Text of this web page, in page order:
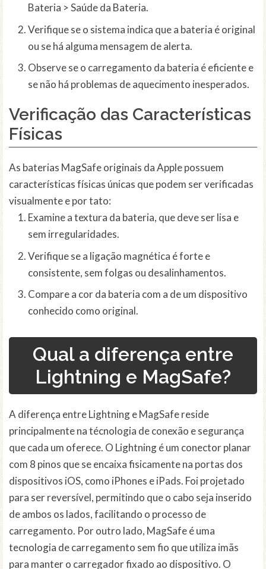
Bateria > Saúde da Bateria.
Verifique se o sistema indica que a bateria é original
ou se há alguma mensagem de alerta.
Observe se o carregamento da bateria é eficiente e
se não há problemas de aquecimento inesperados.
Verificação das Características
Físicas
As baterias MagSafe originais da Apple possuem
características físicas únicas que podem ser verificadas
visualmente e por tato:
Examine a textura da bateria, que deve ser lisa e
sem irregularidades.
Verifique se a ligação magnética é forte e
consistente, sem folgas ou desalinhamentos.
Compare a cor da bateria com a de um dispositivo
conhecido como original.
Qual a diferença entre
Lightning e MagSafe?
A diferença entre Lightning e MagSafe reside
principalmente na técnologia de conexão e segurança
que cada um oferece. O Lightning é um conector planar
com 8 pinos que se encaixa fisicamente na portas dos
dispositivos iOS, como iPhones e iPads. Foi projetado
para ser reversível, permitindo que o cabo seja inserido
de ambos os lados, facilitando o processo de
carregamento. Por outro lado, MagSafe é uma
tecnologia de carregamento sem fio que utiliza imãs
para manter o carregador fixado ao dispositivo. O